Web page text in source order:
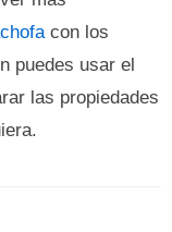
con los
puedes usar el
las propiedades